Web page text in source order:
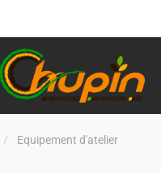
Equipement d'atelier